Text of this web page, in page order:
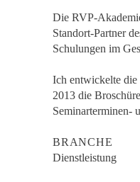
Die RVP-
Standort-Partner
Schulungen im
Ich entwickelte die
2013 die
Seminarterminen-
BRANCHE
Dienstleistung